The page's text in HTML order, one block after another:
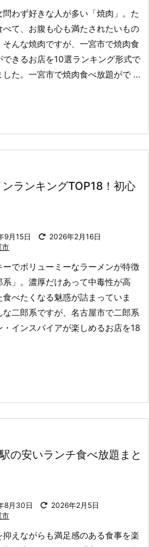
わず好きな人が多い「焼肉」。 た
べて、お腹も心も満たされたいもの
そんな焼肉ですが、一宮市で焼肉食
できるお店を10選ランキング形式で
た。 一宮市で焼肉食べ放題がで ...
ランキングTOP18！初心
9月15日
2026年2月16日
市
ーでボリューミーなラーメンが特徴
」。 濃厚だけあって中毒性が高
食べたくなる魅惑が詰まっていま
な二郎系ですが、名古屋市で二郎系
・インスパイアが楽しめるお店を18
の安いランチ食べ放題まと
8月30日
2026年2月5日
市
抑えながらも満足感のある食事を楽